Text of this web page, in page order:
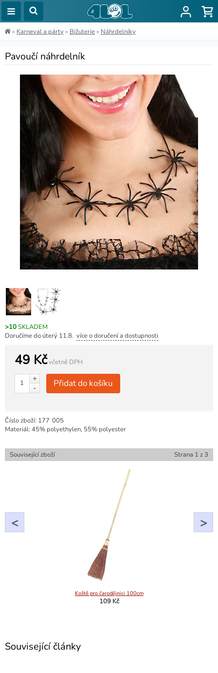
» Karneval a párty » Bižuterie » Náhrdelníky
Pavoučí náhrdelník
>10SKLADEM
Doručíme do úterý 11.8. více o doručení a dostupnosti
49 Kčvčetně DPH
+
-
Přidat do košíku
Číslo zboží: 177 005
Materiál: 45% polyethylen, 55% polyester
Související zboží Strana 1 z 3
<
Koště pro čarodějnici 100cm
109 Kč
>
Související články